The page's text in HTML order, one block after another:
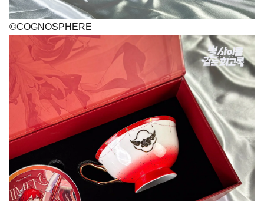
©COGNOSPHERE